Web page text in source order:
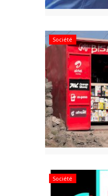
Société
Société